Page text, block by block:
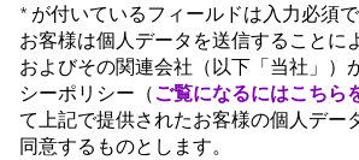
* が付いているフィールドは入力必須
お客様は個人データを送信することに
およびその関連会社（以下「当社」）
シーポリシー（ご覧になるにはこちら
て上記で提供されたお客様の個人デー
同意するものとします。